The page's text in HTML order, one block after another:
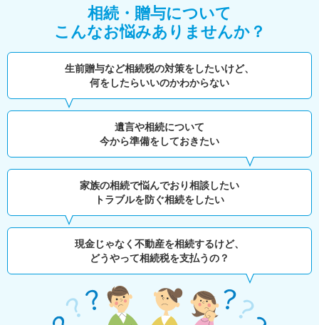
相続・贈与について
こんなお悩みありませんか？
生前贈与など相続税の対策をしたいけど、
何をしたらいいのかわからない
遺言や相続について
今から準備をしておきたい
家族の相続で悩んでおり相談したい
トラブルを防ぐ相続をしたい
現金じゃなく不動産を相続するけど、
どうやって相続税を支払うの？